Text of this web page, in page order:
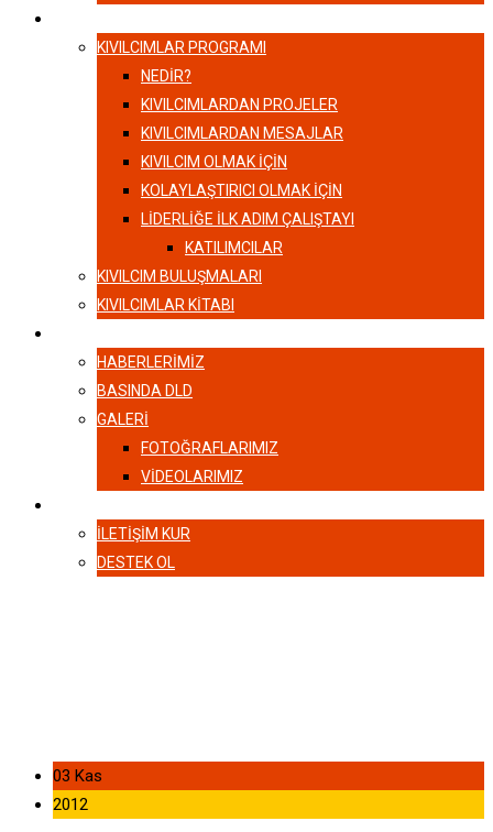
KIVILCIMLAR PROGRAMI
NEDİR?
KIVILCIMLARDAN PROJELER
KIVILCIMLARDAN MESAJLAR
KIVILCIM OLMAK İÇİN
KOLAYLAŞTIRICI OLMAK İÇİN
LIDERLIĞE İLK ADIM ÇALIŞTAYI
KATILIMCILAR
KIVILCIM BULUŞMALARI
KIVILCIMLAR KITABI
HABERLERIMIZ
BASINDA DLD
GALERI
FOTOĞRAFLARIMIZ
VIDEOLARIMIZ
İLETIŞIM KUR
DESTEK OL
03 Kas
2012